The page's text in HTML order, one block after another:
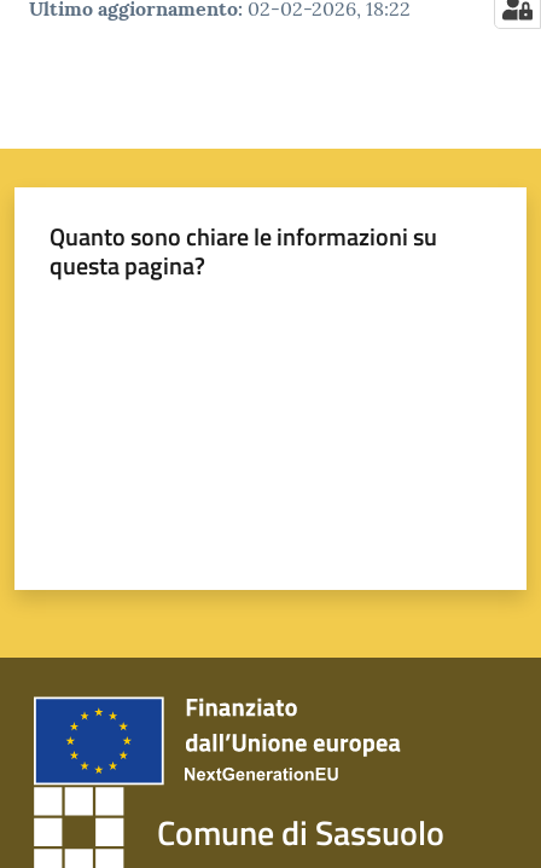
Ultimo aggiornamento: 02-02-2026, 18:22
Quanto sono chiare le informazioni su
questa pagina?
Comune di Sassuolo